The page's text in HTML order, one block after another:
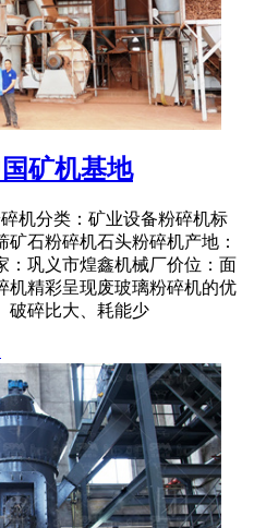
矿机基地
机分类：矿业设备粉碎机标
石粉碎机石头粉碎机产地：
：巩义市煌鑫机械厂价位：面
机精彩呈现废玻璃粉碎机的优
破碎比大、耗能少